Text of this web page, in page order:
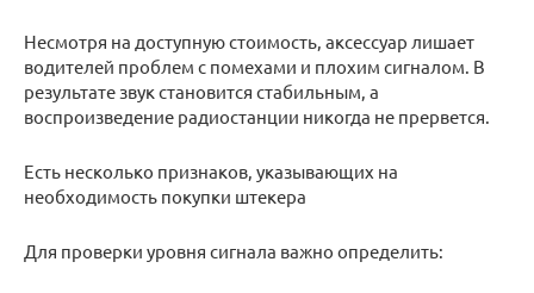
Несмотря на доступную стоимость, аксессуар лишает
водителей проблем с помехами и плохим сигналом. В
результате звук становится стабильным, а
воспроизведение радиостанции никогда не прервется.
Есть несколько признаков, указывающих на
необходимость покупки штекера
Для проверки уровня сигнала важно определить: